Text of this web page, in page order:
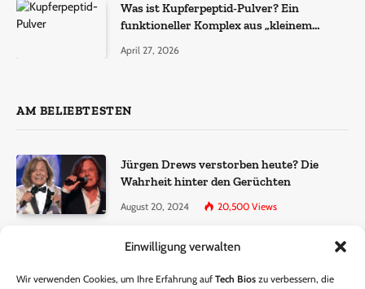
Einwilligung verwalten
Wir verwenden Cookies, um Ihre Erfahrung auf Tech Bios zu verbessern, die
Was ist Kupferpeptid-Pulver? Ein
funktioneller Komplex aus „kleinem
April 27, 2026
AM BELIEBTESTEN
Jürgen Drews verstorben heute? Die
Wahrheit hinter den Gerüchten
August 20, 2024 20,500 Views
Ralf Dammasch Traueranzeige: